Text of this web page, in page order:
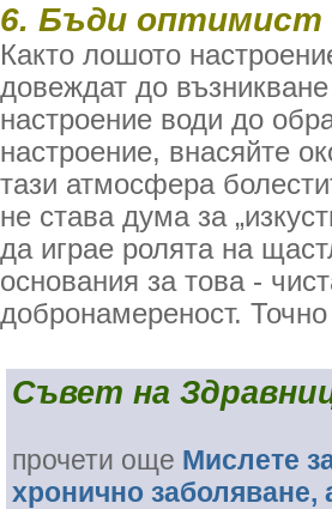
6. Бъди оптимист
Както лошото
довеждат до
настроение води до
настроение, внасяйте
тази атмосфера
не става дума за
да играе ролята на
основания за това -
добронамереност.
Съвет на
прочети още Мислете
хронично заболяване,